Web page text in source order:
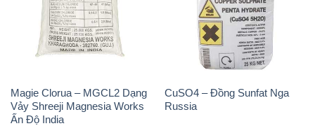
Magie Clorua – MGCL2 Dạng
Vảy Shreeji Magnesia Works
Ấn Độ India
CuSO4 – Đồng Sunfat Nga
Russia